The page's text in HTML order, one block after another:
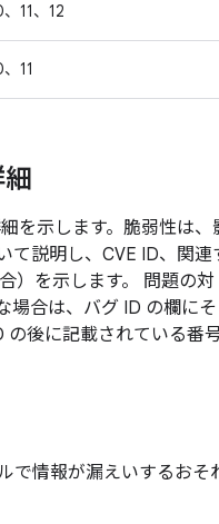
11、12
11
を示します。脆弱性は、
て説明し、CVE ID、関連
）を示します。 問題の対
場合は、バグ ID の欄にそ
の後に記載されている番
で情報が漏えいするおそ